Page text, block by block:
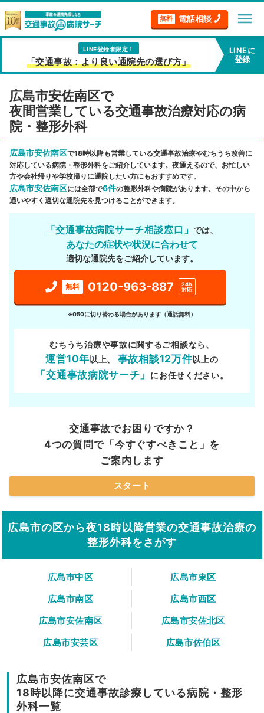
無料 電話相談 menu
LINE登録者限定！
「交通事故：より良い通院先の選び方」
LINEに
登録
広島市安佐南区で
夜間営業している交通事故治療対応の病
院・整形外科
広島市安佐南区で18時以降も営業している交通事故治療やむちうち改善に
対応している病院・整形外科をご紹介しています。夜通えるので、お忙しい
方や会社帰りや学校帰りに通院したい方にもおすすめです。
広島市安佐南区には全部で6件の整形外科や病院があります。その中から
通いやすく適切な通院先を見つけることができます。
「交通事故病院サーチ相談窓口」では、
あなたの症状や状況に合わせて
適切な通院先をご紹介しています。
無料 0120-963-887
24h
対応
※050に切り替わる場合があります（通話無料）
むちうち治療や事故に関するご相談なら、
運営10年以上、 事故相談12万件以上の
「交通事故病院サーチ」 にお任せください。
交通事故でお困りですか？
4つの質問で「今すぐすべきこと」を
ご案内します
スタート
広島市の区から夜18時以降営業の交通事故治療の
整形外科をさがす
広島市中区
広島市東区
広島市南区
広島市西区
広島市安佐南区
広島市安佐北区
広島市安芸区
広島市佐伯区
広島市安佐南区で
18時以降に交通事故診療している病院・整形
外科一覧